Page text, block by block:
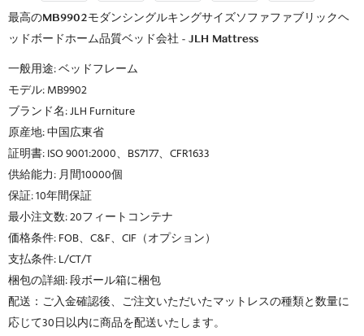
最高のMB9902モダンシングルキングサイズソファファブリックヘ
ッドボードホーム品質ベッド会社 - JLH Mattress
一般用途: ベッドフレーム
モデル: MB9902
ブランド名: JLH Furniture
原産地: 中国広東省
証明書: ISO 9001:2000、BS7177、CFR1633
供給能力: 月間10000個
保証: 10年間保証
最小注文数: 20フィートコンテナ
価格条件: FOB、C&F、CIF（オプション）
支払条件: L/CT/T
梱包の詳細: 段ボール箱に梱包
配送：ご入金確認後、ご注文いただいたマットレスの種類と数量に
応じて30日以内に商品を配送いたします。